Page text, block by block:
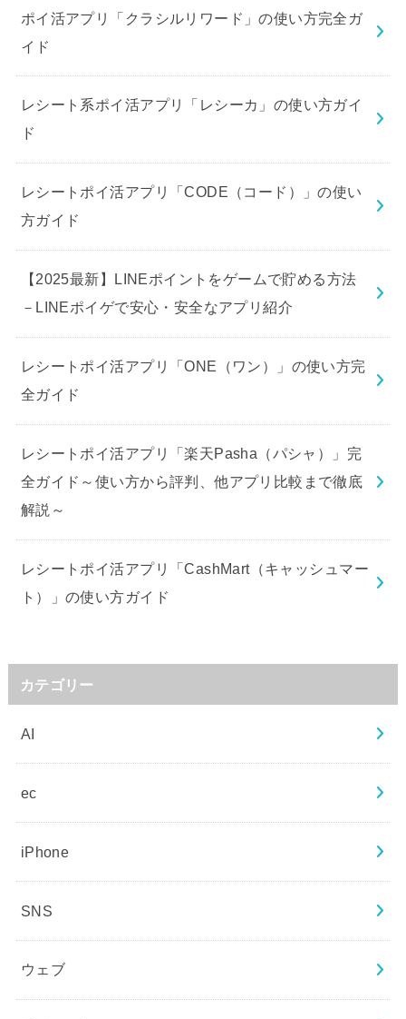
ポイ活アプリ「クラシルリワード」の使い方完全ガ
イド
レシート系ポイ活アプリ「レシーカ」の使い方ガイ
ド
レシートポイ活アプリ「CODE（コード）」の使い
方ガイド
【2025最新】LINEポイントをゲームで貯める方法
－LINEポイゲで安心・安全なアプリ紹介
レシートポイ活アプリ「ONE（ワン）」の使い方完
全ガイド
レシートポイ活アプリ「楽天Pasha（パシャ）」完
全ガイド～使い方から評判、他アプリ比較まで徹底
解説～
レシートポイ活アプリ「CashMart（キャッシュマー
ト）」の使い方ガイド
カテゴリー
AI
ec
iPhone
SNS
ウェブ